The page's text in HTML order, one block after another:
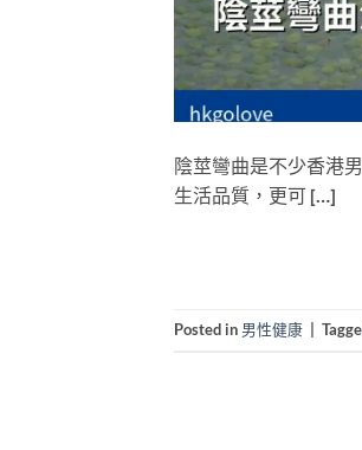
陰莖彎曲是不少香港
生活品質，更可 […]
Posted in 男性健康